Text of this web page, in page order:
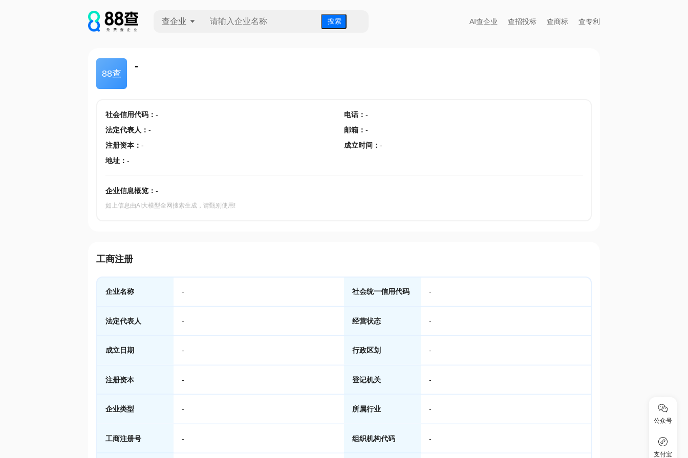
查企业 搜 索 AI查企业 查招投标 查商标 查专利
88查
-
社会信用代码： - 电话： -
法定代表人 ： - 邮箱 ： -
注册资本： - 成立时间 ： -
地址： -
企业信息概览： -
如上信息由AI大模型全网搜索生成，请甄别使用!
工商注册
企业名称 - 社会统一信用代码 -
法定代表人 - 经营状态 -
成立日期 - 行政区划 -
注册资本 - 登记机关 -
企业类型 - 所属行业 -
工商注册号 - 组织机构代码 -
公众号
支付宝